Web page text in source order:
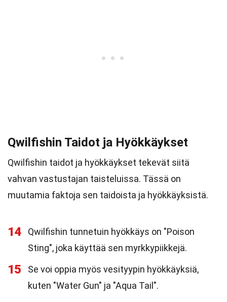
Qwilfishin Taidot ja Hyökkäykset
Qwilfishin taidot ja hyökkäykset tekevät siitä
vahvan vastustajan taisteluissa. Tässä on
muutamia faktoja sen taidoista ja hyökkäyksistä.
14
Qwilfishin tunnetuin hyökkäys on "Poison
Sting", joka käyttää sen myrkkypiikkejä.
15
Se voi oppia myös vesityypin hyökkäyksiä,
kuten "Water Gun" ja "Aqua Tail".